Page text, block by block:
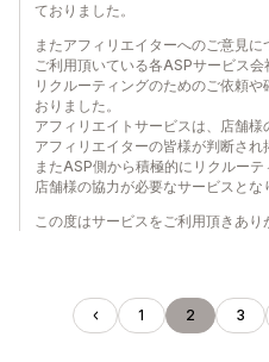
ておりました。
またアフィリエイターへのご意見に
ご利用頂いている各ASPサービス会
リクルーティングのためのご依頼
おりました。
アフィリエイトサービスは、店舗
アフィリエイターの皆様が判断され
またASP側から積極的にリクルーテ
店舗様の協力が必要なサービスとな
この度はサービスをご利用頂きあり
1 2 3